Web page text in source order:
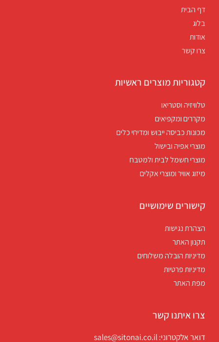
דף הבית
בלוג
אודות
צרו קשר
קטגוריות מוצרים ראשיות
טלוויזיה וסטריאו
מקררים ומקפיאים
מכונות כביסה ייבוש ומדיחי כלים
מוצרי אפיה ובישול
מוצרי חשמל לבית ולמטבח
מיזוג אוויר ומוצרי אקלים
קישורים שימושיים
הצהרת נגישות
תקנון האתר
מדיניות הובלה משלוחים
מדיניות פרטיות
מפת האתר
צרו איתנו קשר
דואר אלקטרוני: sales@sitonai.co.il